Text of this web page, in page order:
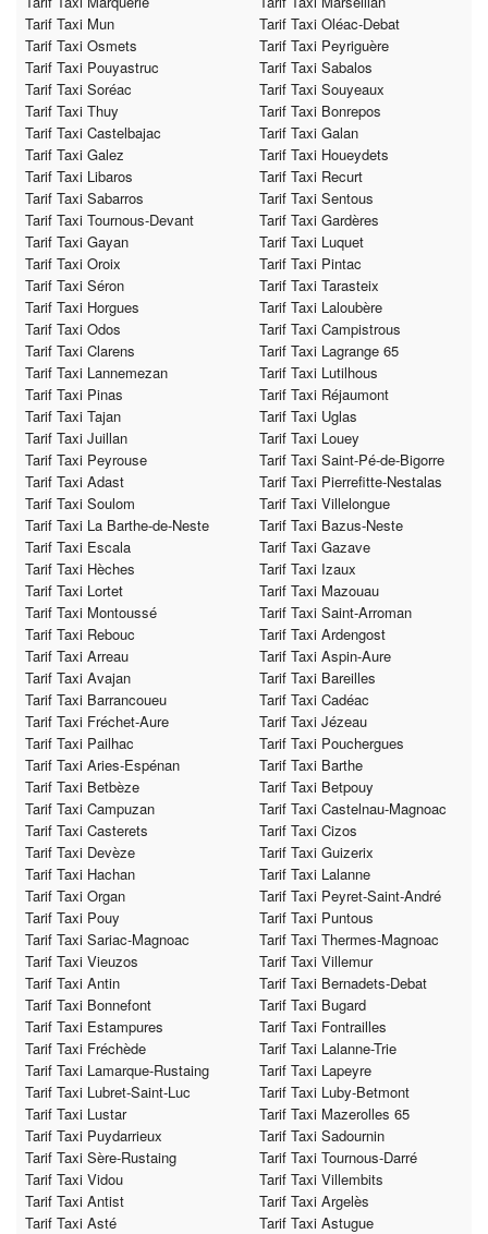
Tarif Taxi Mun
Tarif Taxi Oléac-Debat
Tarif Taxi Osmets
Tarif Taxi Peyriguère
Tarif Taxi Pouyastruc
Tarif Taxi Sabalos
Tarif Taxi Soréac
Tarif Taxi Souyeaux
Tarif Taxi Thuy
Tarif Taxi Bonrepos
Tarif Taxi Castelbajac
Tarif Taxi Galan
Tarif Taxi Galez
Tarif Taxi Houeydets
Tarif Taxi Libaros
Tarif Taxi Recurt
Tarif Taxi Sabarros
Tarif Taxi Sentous
Tarif Taxi Tournous-Devant
Tarif Taxi Gardères
Tarif Taxi Gayan
Tarif Taxi Luquet
Tarif Taxi Oroix
Tarif Taxi Pintac
Tarif Taxi Séron
Tarif Taxi Tarasteix
Tarif Taxi Horgues
Tarif Taxi Laloubère
Tarif Taxi Odos
Tarif Taxi Campistrous
Tarif Taxi Clarens
Tarif Taxi Lagrange 65
Tarif Taxi Lannemezan
Tarif Taxi Lutilhous
Tarif Taxi Pinas
Tarif Taxi Réjaumont
Tarif Taxi Tajan
Tarif Taxi Uglas
Tarif Taxi Juillan
Tarif Taxi Louey
Tarif Taxi Peyrouse
Tarif Taxi Saint-Pé-de-Bigorre
Tarif Taxi Adast
Tarif Taxi Pierrefitte-Nestalas
Tarif Taxi Soulom
Tarif Taxi Villelongue
Tarif Taxi La Barthe-de-Neste
Tarif Taxi Bazus-Neste
Tarif Taxi Escala
Tarif Taxi Gazave
Tarif Taxi Hèches
Tarif Taxi Izaux
Tarif Taxi Lortet
Tarif Taxi Mazouau
Tarif Taxi Montoussé
Tarif Taxi Saint-Arroman
Tarif Taxi Rebouc
Tarif Taxi Ardengost
Tarif Taxi Arreau
Tarif Taxi Aspin-Aure
Tarif Taxi Avajan
Tarif Taxi Bareilles
Tarif Taxi Barrancoueu
Tarif Taxi Cadéac
Tarif Taxi Fréchet-Aure
Tarif Taxi Jézeau
Tarif Taxi Pailhac
Tarif Taxi Pouchergues
Tarif Taxi Aries-Espénan
Tarif Taxi Barthe
Tarif Taxi Betbèze
Tarif Taxi Betpouy
Tarif Taxi Campuzan
Tarif Taxi Castelnau-Magnoac
Tarif Taxi Casterets
Tarif Taxi Cizos
Tarif Taxi Devèze
Tarif Taxi Guizerix
Tarif Taxi Hachan
Tarif Taxi Lalanne
Tarif Taxi Organ
Tarif Taxi Peyret-Saint-André
Tarif Taxi Pouy
Tarif Taxi Puntous
Tarif Taxi Sariac-Magnoac
Tarif Taxi Thermes-Magnoac
Tarif Taxi Vieuzos
Tarif Taxi Villemur
Tarif Taxi Antin
Tarif Taxi Bernadets-Debat
Tarif Taxi Bonnefont
Tarif Taxi Bugard
Tarif Taxi Estampures
Tarif Taxi Fontrailles
Tarif Taxi Fréchède
Tarif Taxi Lalanne-Trie
Tarif Taxi Lamarque-Rustaing
Tarif Taxi Lapeyre
Tarif Taxi Lubret-Saint-Luc
Tarif Taxi Luby-Betmont
Tarif Taxi Lustar
Tarif Taxi Mazerolles 65
Tarif Taxi Puydarrieux
Tarif Taxi Sadournin
Tarif Taxi Sère-Rustaing
Tarif Taxi Tournous-Darré
Tarif Taxi Vidou
Tarif Taxi Villembits
Tarif Taxi Antist
Tarif Taxi Argelès
Tarif Taxi Asté
Tarif Taxi Astugue